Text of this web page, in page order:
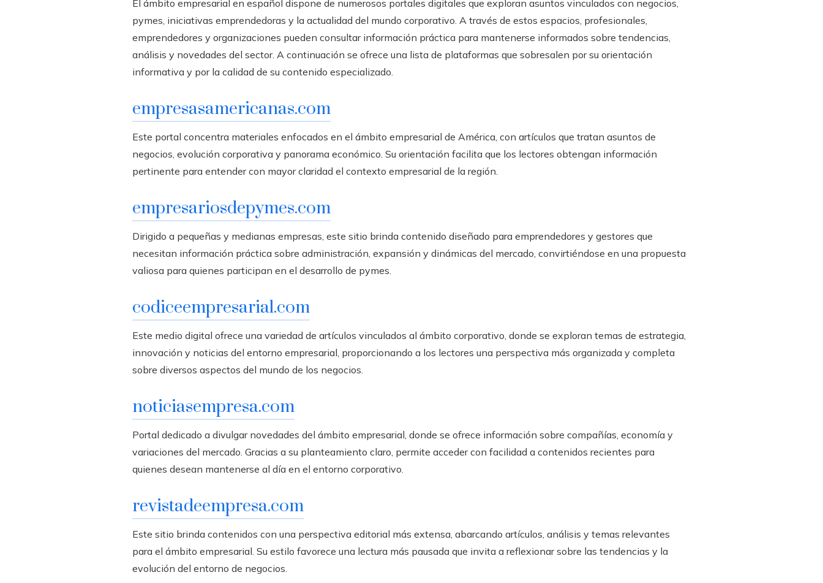
El ámbito empresarial en español dispone de numerosos portales digitales que exploran asuntos vinculados con negocios,
pymes, iniciativas emprendedoras y la actualidad del mundo corporativo. A través de estos espacios, profesionales,
emprendedores y organizaciones pueden consultar información práctica para mantenerse informados sobre tendencias,
análisis y novedades del sector. A continuación se ofrece una lista de plataformas que sobresalen por su orientación
informativa y por la calidad de su contenido especializado.
empresasamericanas.com
Este portal concentra materiales enfocados en el ámbito empresarial de América, con artículos que tratan asuntos de
negocios, evolución corporativa y panorama económico. Su orientación facilita que los lectores obtengan información
pertinente para entender con mayor claridad el contexto empresarial de la región.
empresariosdepymes.com
Dirigido a pequeñas y medianas empresas, este sitio brinda contenido diseñado para emprendedores y gestores que
necesitan información práctica sobre administración, expansión y dinámicas del mercado, convirtiéndose en una propuesta
valiosa para quienes participan en el desarrollo de pymes.
codiceempresarial.com
Este medio digital ofrece una variedad de artículos vinculados al ámbito corporativo, donde se exploran temas de estrategia,
innovación y noticias del entorno empresarial, proporcionando a los lectores una perspectiva más organizada y completa
sobre diversos aspectos del mundo de los negocios.
noticiasempresa.com
Portal dedicado a divulgar novedades del ámbito empresarial, donde se ofrece información sobre compañías, economía y
variaciones del mercado. Gracias a su planteamiento claro, permite acceder con facilidad a contenidos recientes para
quienes desean mantenerse al día en el entorno corporativo.
revistadeempresa.com
Este sitio brinda contenidos con una perspectiva editorial más extensa, abarcando artículos, análisis y temas relevantes
para el ámbito empresarial. Su estilo favorece una lectura más pausada que invita a reflexionar sobre las tendencias y la
evolución del entorno de negocios.